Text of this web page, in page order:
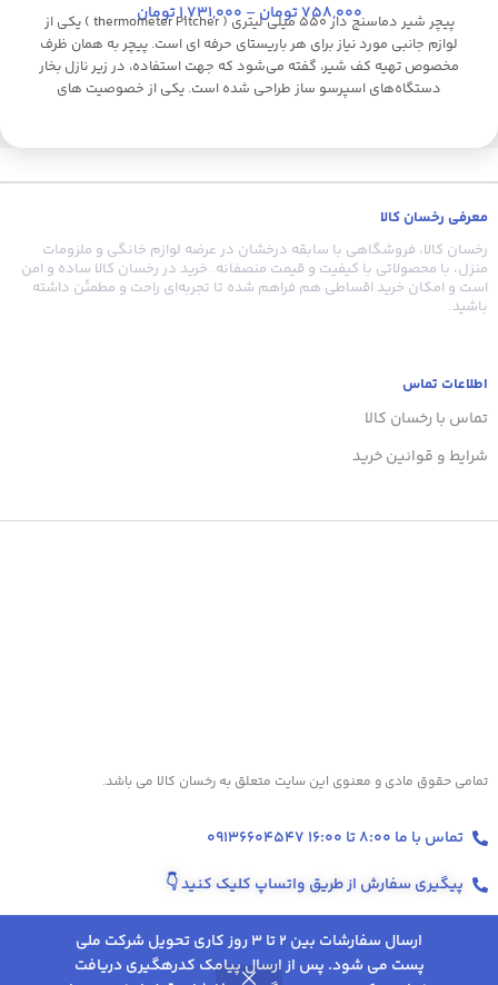
ارسال سفارشات بین 2 تا 3 روز کاری تحویل شرکت ملی
پست می شود. پس از ارسال پیامک کدرهگیری دریافت
758,000تومان –
1,731,000تومان
پیچر شیر دماسنج دار 550 میلی لیتری ( thermometer Pitcher ) یکی از
لوازم جانبی مورد نیاز برای هر باریستای حرفه ای است. پیچر به همان ظرف
مخصوص تهیه کف شیر، گفته می‌شود که جهت استفاده، در زیر نازل بخار
دستگاه‌های اسپرسو ساز طراحی شده است. یکی از خصوصیت های
گنجایش آن 550 میلی لیتر است. از این ظرف با طراحی دسته‌ی محکم،
معرفی رخسان کالا
رخسان کالا، فروشگاهی با سابقه درخشان در عرضه لوازم خانگی و ملزومات
منزل، با محصولاتی با کیفیت و قیمت منصفانه. خرید در رخسان کالا ساده و امن
است و امکان خرید اقساطی هم فراهم شده تا تجربه‌ای راحت و مطمئن داشته
باشید.
اطلاعات تماس
تماس با رخسان کالا
شرایط و قوانین خرید
تمامی حقوق مادی و معنوی این سایت متعلق به رخسان کالا می باشد.
تماس با ما 8:00 تا 16:00 09136604547
پیگیری سفارش از طریق واتساپ کلیک کنید👇
انتخاب